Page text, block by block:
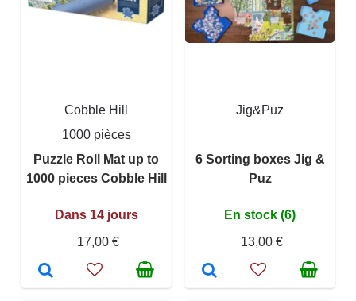
Cobble Hill
1000 pièces
Puzzle Roll Mat up to
1000 pieces Cobble Hill
Dans 14 jours
17,00 €
Jig&Puz
6 Sorting boxes Jig &
Puz
En stock (6)
13,00 €